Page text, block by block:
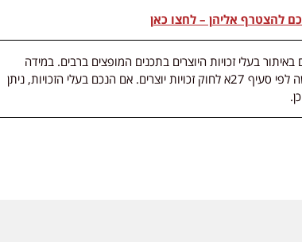
להצטרף אליהן – לחצו כאן
בעלי זכויות היוצרים בתכנים המופצים ברבים. במידה
ופורסמה מדיה שבעליה אינו ידוע, השימוש נעשה לפי סעיף 27א לחוק זכויות יוצרים. אם הנכם בעלי הזכויות, ניתן